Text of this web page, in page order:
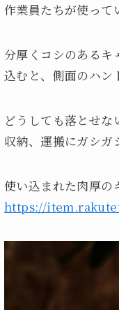
作業員たちが使って
分厚くコシのあるキ
込むと、側面のハン
どうしても落とせ
収納、運搬にガシガ
使い込まれた肉厚の
https://